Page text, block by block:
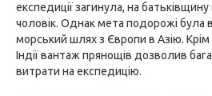
експедиції загинула, на
чоловік. Однак мета подорожі була
морський шлях з Європи в Азію.
Індії вантаж прянощів дозволив
витрати на експедицію.